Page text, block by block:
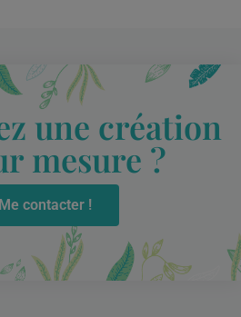
une création
mesure ?
contacter !